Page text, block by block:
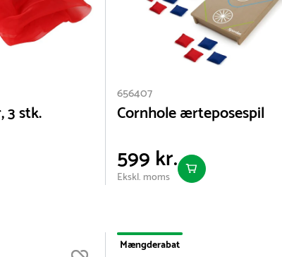
3 stk.
656407
Cornhole ærteposespil
599 kr.
Ekskl. moms
Mængderabat